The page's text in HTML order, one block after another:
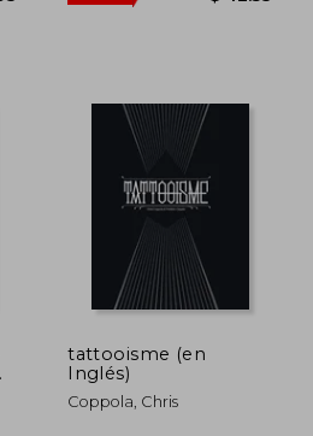
40%
tattooisme (en
Inglés)
Coppola, Chris